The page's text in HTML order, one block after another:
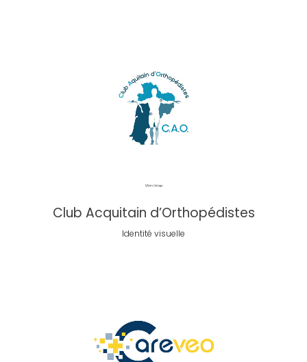
Club Acquitain d’Orthopédistes
Identité visuelle